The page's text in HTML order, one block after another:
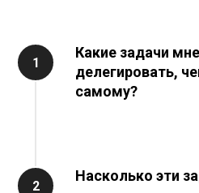
Какие задачи
делегировать,
самому?
Насколько эти